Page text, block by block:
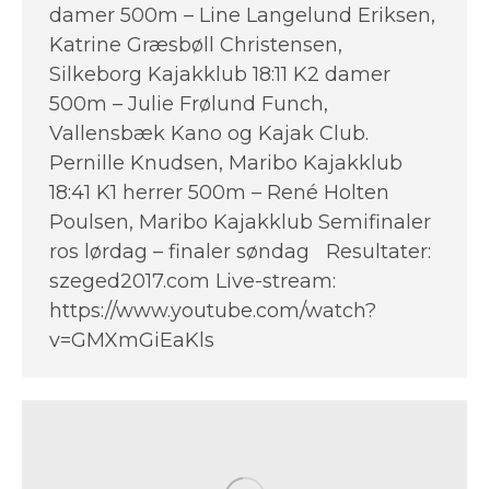
damer 500m – Line Langelund Eriksen,
Katrine Græsbøll Christensen,
Silkeborg Kajakklub 18:11 K2 damer
500m – Julie Frølund Funch,
Vallensbæk Kano og Kajak Club.
Pernille Knudsen, Maribo Kajakklub
18:41 K1 herrer 500m – René Holten
Poulsen, Maribo Kajakklub Semifinaler
ros lørdag – finaler søndag Resultater:
szeged2017.com Live-stream:
https://www.youtube.com/watch?
v=GMXmGiEaKls